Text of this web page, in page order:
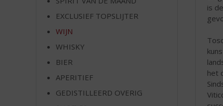
is
het
EXCLUSIEF TOPSLIJTER
WIJN
WHISKY
BIER
APERITIEF
GEDISTILLEERD OVERIG